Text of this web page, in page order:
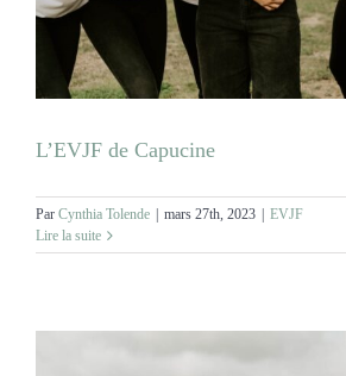
NOS ACTIVITES
CGV
L’EVJF de Capucine
Par Cynthia Tolende | mars 27th, 2023 | EVJF
Lire la suite